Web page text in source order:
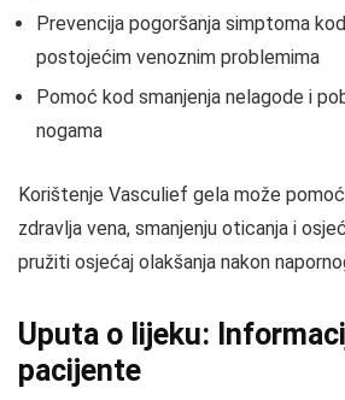
Prevencija pogoršanja simptoma
postojećim venoznim problemima
Pomoć kod smanjenja nelagode i
nogama
Korištenje Vasculief gela može
zdravlja vena, smanjenju oticanja i
pružiti osjećaj olakšanja nakon
Uputa o lijeku:
pacijente